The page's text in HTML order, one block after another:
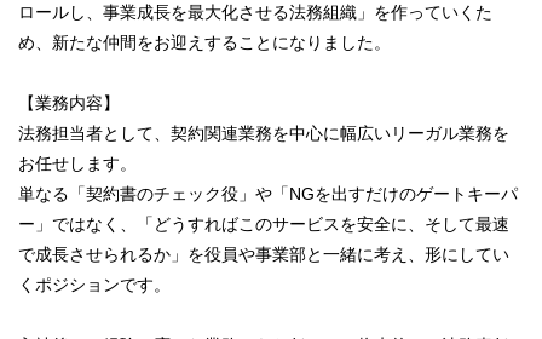
ロールし、事業成長を最大化させる法務組織」を作っていくた
め、新たな仲間をお迎えすることになりました。
【業務内容】
法務担当者として、契約関連業務を中心に幅広いリーガル業務を
お任せします。
単なる「契約書のチェック役」や「NGを出すだけのゲートキーパ
ー」ではなく、「どうすればこのサービスを安全に、そして最速
で成長させられるか」を役員や事業部と一緒に考え、形にしてい
くポジションです。